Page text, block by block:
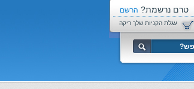
טרם נרשמת? הרשם
עכשיו!
עגלת הקניות שלך ריקה